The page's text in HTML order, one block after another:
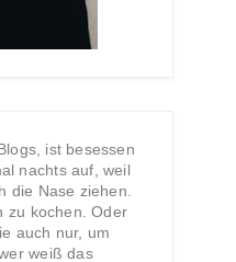
ist besessen
nachts auf, weil
die Nase ziehen.
zu kochen. Oder
auch nur, um
weiß das